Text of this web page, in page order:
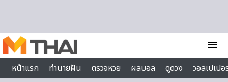
menu
หน้าแรก
ทำนายฝัน ตรวจหวย ผลบอล ดูดวง
วอลเปเป